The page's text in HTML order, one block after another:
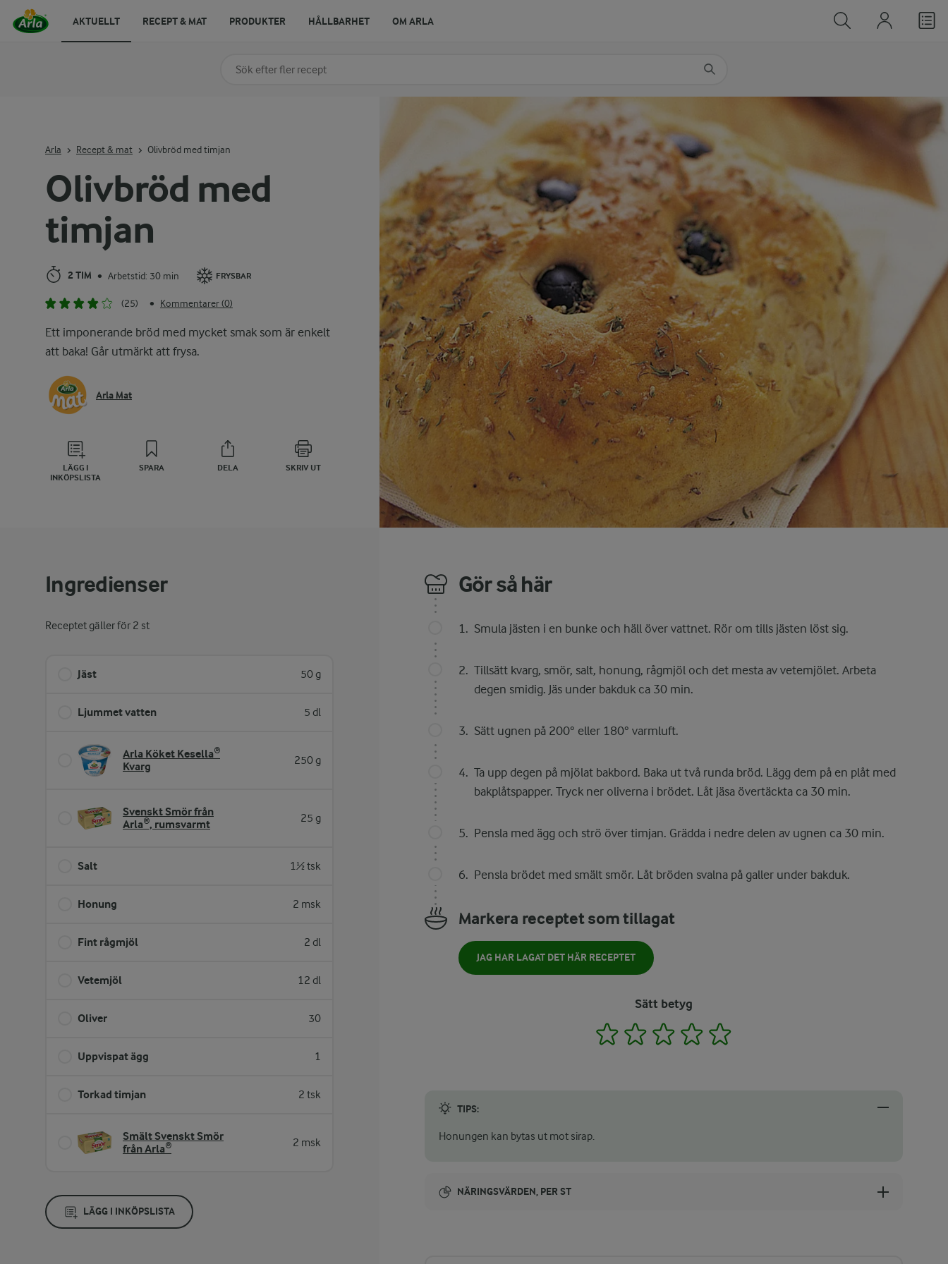
Olivbröd med
timjan
2 TIM • Arbetstid: 30 min FRYSBAR
(25) • Kommentarer (0)
Ett imponerande bröd med mycket smak som är enkelt
att baka! Går utmärkt att frysa.
Arla Mat
LÄGG I
INKÖPSLISTA
SPARA DELA SKRIV UT
Arla Recept & mat Olivbröd med timjan
Ingredienser
Receptet gäller för 2 st
Jäst 50 g
Ljummet vatten 5 dl
Arla Köket Kesella®
Kvarg
250 g
Svenskt Smör från
Arla®, rumsvarmt
25 g
Salt 1½ tsk
Honung 2 msk
Fint rågmjöl 2 dl
Vetemjöl 12 dl
Oliver 30
Uppvispat ägg 1
Torkad timjan 2 tsk
Smält Svenskt Smör
från Arla®
2 msk
LÄGG I INKÖPSLISTA
Gör så här
Smula jästen i en bunke och häll över vattnet. Rör om tills jästen löst sig.
Tillsätt kvarg, smör, salt, honung, rågmjöl och det mesta av vetemjölet. Arbeta
degen smidig. Jäs under bakduk ca 30 min.
Sätt ugnen på 200° eller 180° varmluft.
Ta upp degen på mjölat bakbord. Baka ut två runda bröd. Lägg dem på en plåt med
bakplåtspapper. Tryck ner oliverna i brödet. Låt jäsa övertäckta ca 30 min.
Pensla med ägg och strö över timjan. Grädda i nedre delen av ugnen ca 30 min.
Pensla brödet med smält smör. Låt bröden svalna på galler under bakduk.
Markera receptet som tillagat
JAG HAR LAGAT DET HÄR RECEPTET
Sätt betyg
1 2 3 4
TIPS:
Honungen kan bytas ut mot sirap.
NÄRINGSVÄRDEN, PER ST
Sök på kategori eller ingrediens
AKTUELLT RECEPT & MAT PRODUKTER HÅLLBARHET OM ARLA